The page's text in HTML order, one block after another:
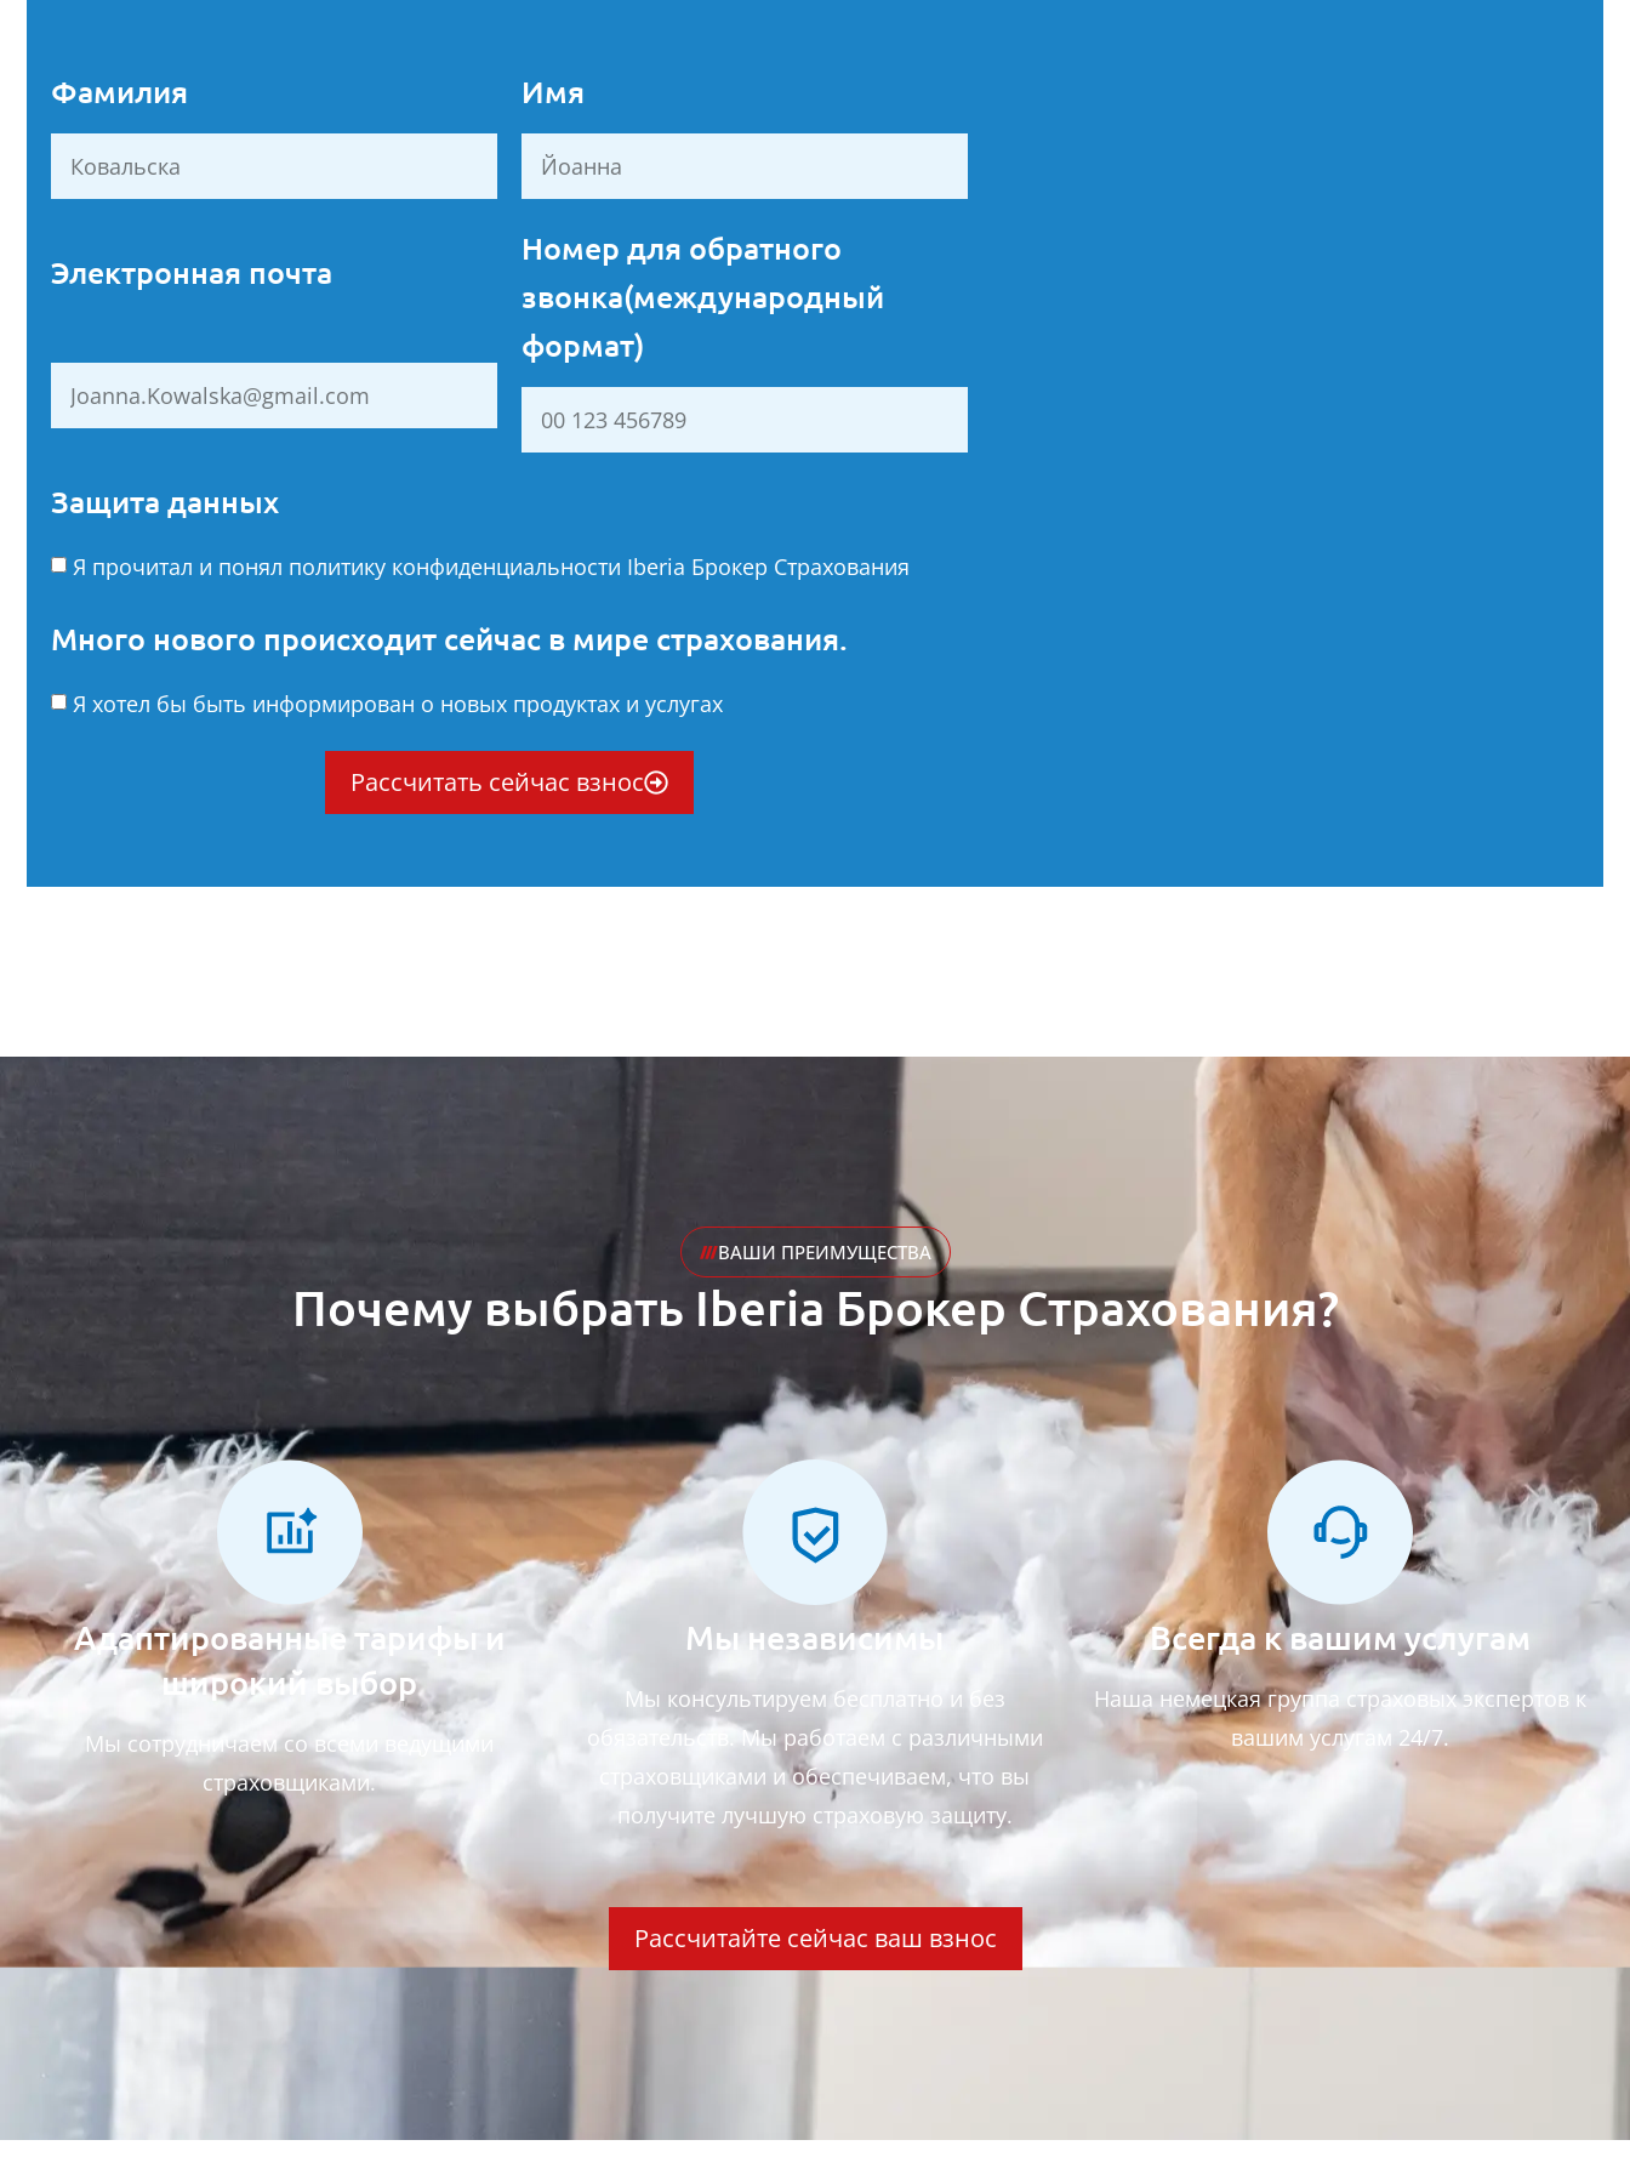
Фамилия Имя
Электронная почта
Номер для обратного
звонка(международный
формат)
Защита данных
Я прочитал и понял политику конфиденциальности Iberia Брокер Страхования
Много нового происходит сейчас в мире страхования.
Я хотел бы быть информирован о новых продуктах и услугах
Рассчитать сейчас взнос
ВАШИ ПРЕИМУЩЕСТВА
Почему выбрать Iberia Брокер Страхования?
Адаптированные тарифы и
широкий выбор
Мы сотрудничаем со всеми ведущими
страховщиками.
Мы независимы
Мы консультируем бесплатно и без
обязательств. Мы работаем с различными
страховщиками и обеспечиваем, что вы
получите лучшую страховую защиту.
Всегда к вашим услугам
Наша немецкая группа страховых экспертов к
вашим услугам 24/7.
Рассчитайте сейчас ваш взнос